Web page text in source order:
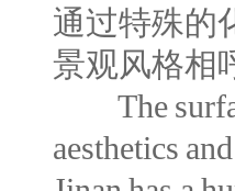
通过特殊的
景观风格相
The
aesthetics